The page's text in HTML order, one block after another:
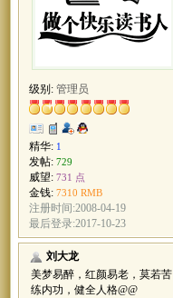
级别: 管理员
精华: 1
发帖: 729
威望: 731 点
金钱: 7310 RMB
注册时间:2008-04-19
最后登录:2017-10-23
刘大龙
美梦易醉，红颜易老，莫若苦
练内功，健全人格@@